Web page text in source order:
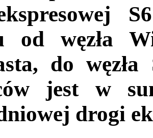
od węzła
do
jest w
drogi